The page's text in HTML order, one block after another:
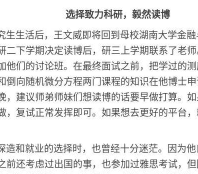
选择致力科研，毅然读博
生生活后，王文威即将回到母校湖南大学金
二下学期决定读博后，研三上学期联系了老
他们的讨论班。在最终面试之前，把学过的
倒向随机微分方程两门课程的知识在他博士申
，建议师弟师妹们想读博的话要早做打算。
，复试正常发挥即可。如果想去更好的平台
造和就业的选择时，也曾经十分迷茫。因为
前还考虑过出国的事，也参加过雅思考试，